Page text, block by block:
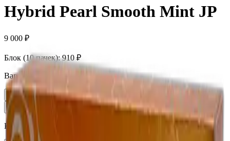
Hybrid Pearl Smooth Mint JP
9 000 ₽
Блок (10 пачек): 910 ₽
Вариант
Пачка 910 ₽
Блок × 10
Количество